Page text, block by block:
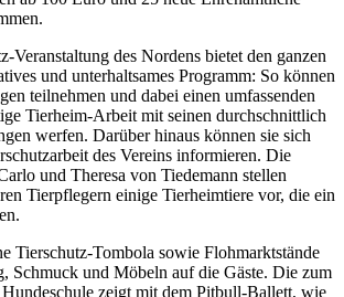
Veranstaltung des Nordens bietet den ganzen
und unterhaltsames Programm: So können
teilnehmen und dabei einen umfassenden
Tierheim-Arbeit mit seinen durchschnittlich
werfen. Darüber hinaus können sie sich
des Vereins informieren. Die
und Theresa von Tiedemann stellen
Tierpflegern einige Tierheimtiere vor, die ein
Tierschutz-Tombola sowie Flohmarktstände
Schmuck und Möbeln auf die Gäste. Die zum
zeigt mit dem Pitbull-Ballett, wie